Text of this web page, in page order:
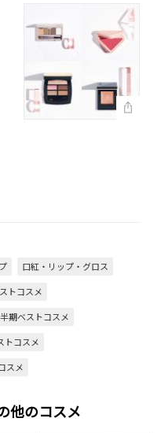
口紅・リップ・グロス
トコスメ
期ベストコスメ
トコスメ
スメ
他のコスメ